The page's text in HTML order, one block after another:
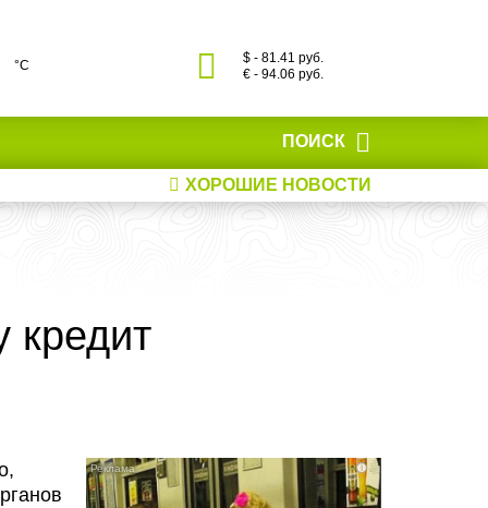
°С
$ - 81.41 руб.
€ - 94.06 руб.
ПОИСК
ХОРОШИЕ НОВОСТИ
i